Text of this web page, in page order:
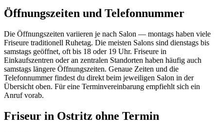
Öffnungszeiten und Telefonnummer
Die Öffnungszeiten variieren je nach Salon — montags haben viele
Friseure traditionell Ruhetag. Die meisten Salons sind dienstags bis
samstags geöffnet, oft bis 18 oder 19 Uhr. Friseure in
Einkaufszentren oder an zentralen Standorten haben häufig auch
samstags längere Öffnungszeiten. Genaue Zeiten und die
Telefonnummer findest du direkt beim jeweiligen Salon in der
Übersicht oben. Für eine Terminvereinbarung empfiehlt sich ein
Anruf vorab.
Friseur in Ostritz ohne Termin